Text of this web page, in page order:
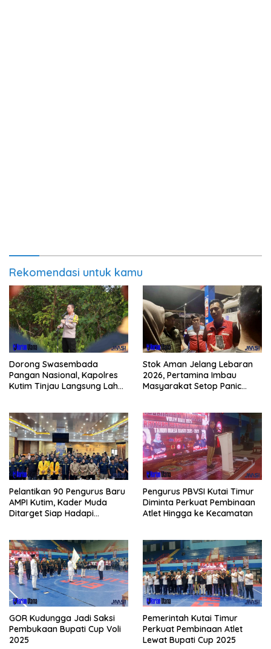
Rekomendasi untuk kamu
Dorong Swasembada
Pangan Nasional, Kapolres
Kutim Tinjau Langsung Lahan
Stok Aman Jelang Lebaran
2026, Pertamina Imbau
Masyarakat Setop Panic
Pelantikan 90 Pengurus Baru
AMPI Kutim, Kader Muda
Ditarget Siap Hadapi
Pengurus PBVSI Kutai Timur
Diminta Perkuat Pembinaan
Atlet Hingga ke Kecamatan
GOR Kudungga Jadi Saksi
Pembukaan Bupati Cup Voli
2025
Pemerintah Kutai Timur
Perkuat Pembinaan Atlet
Lewat Bupati Cup 2025